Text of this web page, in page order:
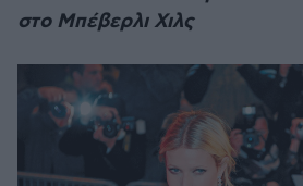
στο Μπέβερλι Χιλς